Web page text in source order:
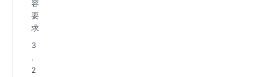
容
要
求
3
.
2